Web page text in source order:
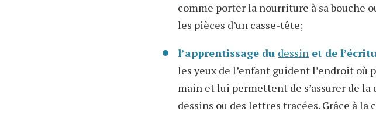
comme porter la nourriture à sa bouche
les pièces d’un casse-tête;
l’apprentissage du dessin et de
les yeux de l’enfant guident l’endroit où
main et lui permettent de s’assurer de la
dessins ou des lettres tracées. Grâce à